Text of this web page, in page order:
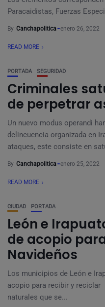
Paracaidistas, Fuerzas
By Canchapolitica enero 26, 2022
READ MORE
PORTADA SEGURIDAD
Criminales
de perpetrar
Un nuevo modus operandi
delincuencia organizada en
ataques, este consiste en
By Canchapolitica enero 25, 2022
READ MORE
CIUDAD PORTADA
León e
de acopio
Navideños
Los municipios de León e
acopio para recibir y reciclar
naturales que se...